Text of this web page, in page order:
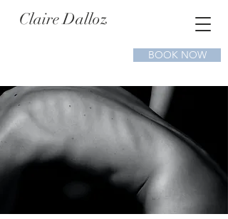
Claire Dalloz
BOOK NOW